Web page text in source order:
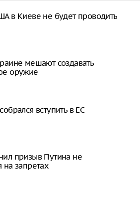
в Киеве не будет проводить
мешают создавать
оружие
вступить в ЕС
призыв Путина не
на запретах